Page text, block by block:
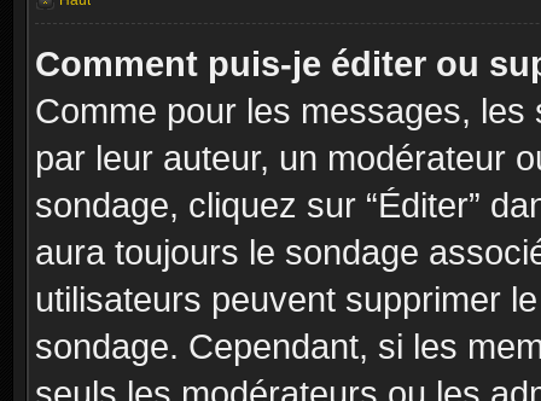
Comment puis-je éditer ou
Comme pour les messages,
par leur auteur, un modérateur
sondage, cliquez sur “Éditer”
aura toujours le sondage
utilisateurs peuvent supprimer
sondage. Cependant, si les